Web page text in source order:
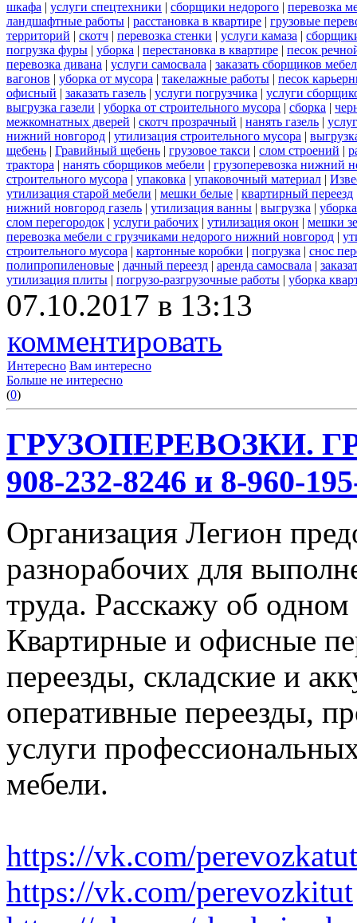
шкафа | услуги спецтехники | сборщики недорого | перевозка
ландшафтные работы | расстановка в квартире | грузовые
территорий | скотч | перевозка стенки | услуги камаза |
погрузка фуры | уборка | перестановка в квартире | песок
перевозка дивана | услуги самосвала | заказать сборщиков
вагонов | уборка от мусора | такелажные работы | песок
офисный | заказать газель | услуги погрузчика | услуги
выгрузка газели | уборка от строительного мусора | сборка |
межкомнатных дверей | скотч прозрачный | нанять газель |
нижний новгород | утилизация строительного мусора |
щебень | Гравийный щебень | грузовое такси | слом строений |
трактора | нанять сборщиков мебели | грузоперевозка нижний
строительного мусора | упаковка | упаковочный материал |
утилизация старой мебели | мешки белые | квартирный переезд
нижний новгород газель | утилизация ванны | выгрузка |
слом перегородок | услуги рабочих | утилизация окон | мешки
перевозка мебели с грузчиками недорого нижний новгород |
строительного мусора | картонные коробки | погрузка | снос
полипропиленовые | дачный переезд | аренда самосвала |
утилизация плиты | погрузо-разгрузочные работы | уборка
07.10.2017 в 13:13
комментировать
Интересно Вам интересно
Больше не интересно
(0)
ГРУЗОПЕРЕВОЗКИ.
908-232-8246 и 8-960-
Организация Легион
разнорабочих для
труда. Расскажу об
Квартирные и офисные
переезды, складские и
оперативные переезды,
услуги
мебели.
https://vk.com/perevozkatut
https://vk.com/perevozkitut